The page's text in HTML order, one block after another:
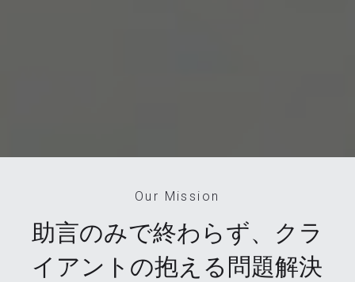
Our Mission
助言のみで終わらず、​クラ
イアントの抱える問題解決